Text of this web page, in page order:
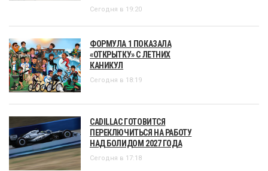
Сегодня в 19:20
ФОРМУЛА 1 ПОКАЗАЛА
«ОТКРЫТКУ» С ЛЕТНИХ
КАНИКУЛ
Сегодня в 18:19
CADILLAC ГОТОВИТСЯ
ПЕРЕКЛЮЧИТЬСЯ НА РАБОТУ
НАД БОЛИДОМ 2027 ГОДА
Сегодня в 17:18